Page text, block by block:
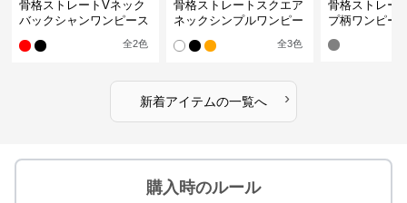
骨格ストレートVネック
バックシャンワンピース
全2色
骨格ストレートスクエア
ネックシンプルワンピー
全3色
骨格ストレー
プ柄ワンピー
新着アイテムの一覧へ ›
購入時のルール